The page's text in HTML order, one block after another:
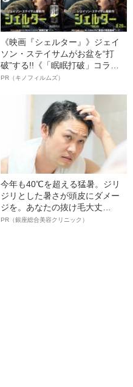
《映画『シェルター』》ジェイ
ソン・ステイサムがお盆を“打
破”する!!《「眠眠打破」コラ
ボ》
PR（キノフィルムズ）
今年も40℃を超える猛暑。ジリ
ジリとした暑さが頭皮にダメー
ジを。あなたの抜け毛大丈
夫！？
PR（銀座総合美容クリニック）